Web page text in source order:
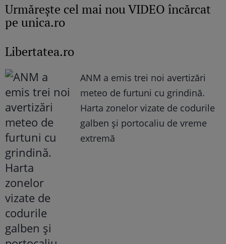
Urmăreşte cel mai nou VIDEO încărcat
pe unica.ro
Libertatea.ro
ANM a emis trei noi avertizări
meteo de furtuni cu grindină.
Harta zonelor vizate de codurile
galben și portocaliu de vreme
extremă